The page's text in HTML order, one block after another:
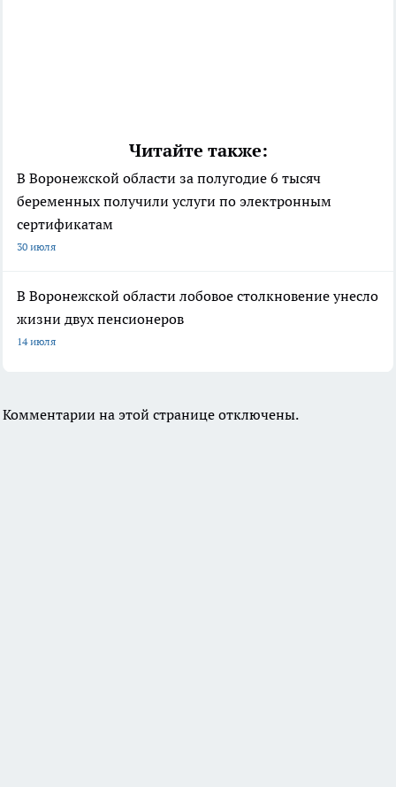
Читайте также:
В Воронежской области за полугодие 6 тысяч
беременных получили услуги по электронным
сертификатам
30 июля
В Воронежской области лобовое столкновение унесло
жизни двух пенсионеров
14 июля
Комментарии на этой странице отключены.